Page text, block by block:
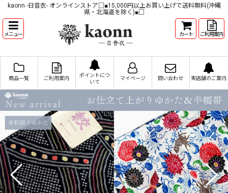
kaonn -日音衣- オンラインストア□■15,000円以上お買い上げで送料無料(沖縄
県・北海道を除く)■□
メニュー カート ご利用案内
商品一覧 ご利用案内
ポイントにつ
いて
マイページ 問い合わせ 実店舗のご案内